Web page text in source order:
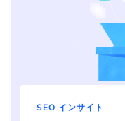
SEO インサイト